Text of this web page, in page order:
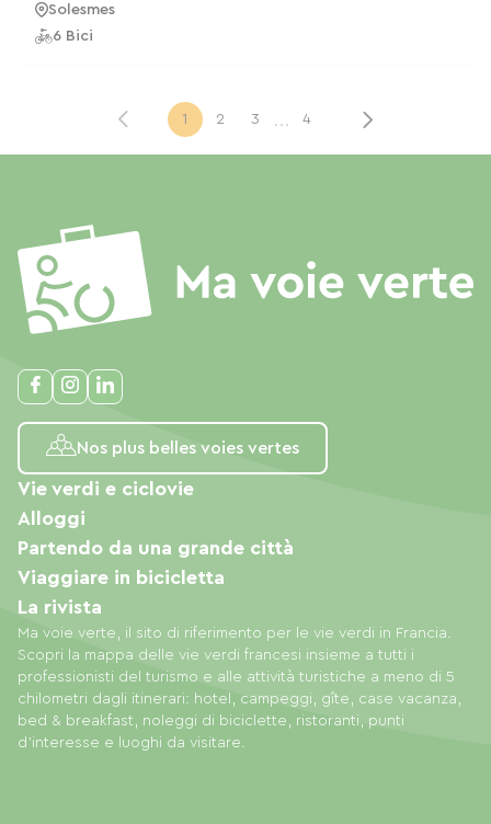
Solesmes
6 Bici
1 2 3 4
Nos plus belles voies vertes
Ma voie verte, il sito di riferimento per le vie verdi in Francia.
Scopri la mappa delle vie verdi francesi insieme a tutti i
professionisti del turismo e alle attività turistiche a meno di 5
chilometri dagli itinerari: hotel, campeggi, gîte, case vacanza,
bed & breakfast, noleggi di biciclette, ristoranti, punti
d'interesse e luoghi da visitare.
Vie verdi e ciclovie
Alloggi
Partendo da una grande città
Viaggiare in bicicletta
La rivista